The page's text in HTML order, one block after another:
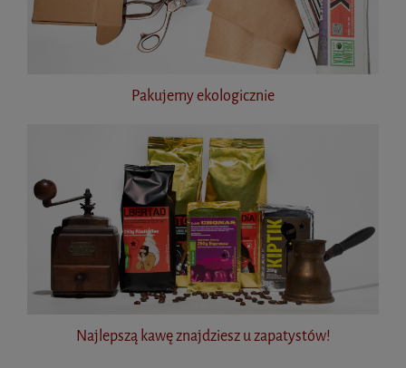
Pakujemy ekologicznie
Najlepszą kawę znajdziesz u zapatystów!